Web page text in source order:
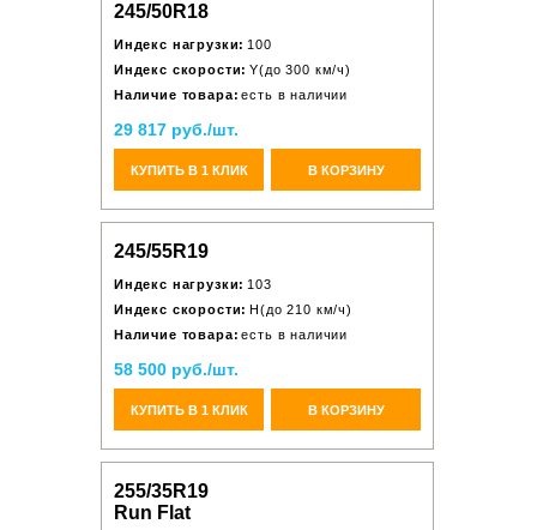
245/50R18
Индекс нагрузки: 100
Индекс скорости: Y(до 300 км/ч)
Наличие товара: есть в наличии
29 817 руб./шт.
КУПИТЬ В 1 КЛИК В КОРЗИНУ
245/55R19
Индекс нагрузки: 103
Индекс скорости: H(до 210 км/ч)
Наличие товара: есть в наличии
58 500 руб./шт.
КУПИТЬ В 1 КЛИК В КОРЗИНУ
255/35R19
Run Flat